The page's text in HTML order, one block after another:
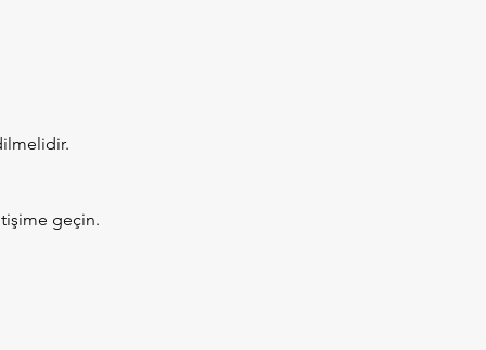
geçin.